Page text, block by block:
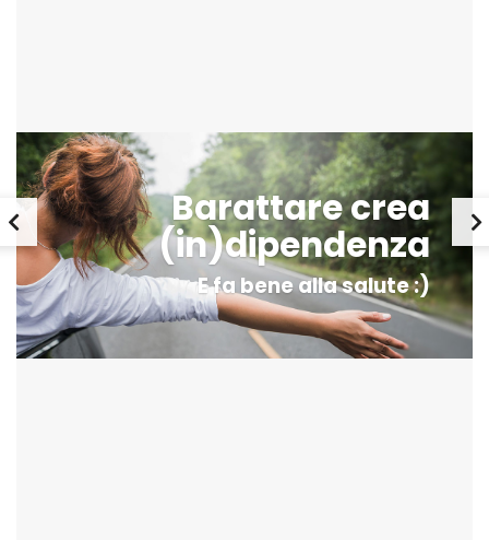
Barattare crea
(in)dipendenza
E fa bene alla salute :)